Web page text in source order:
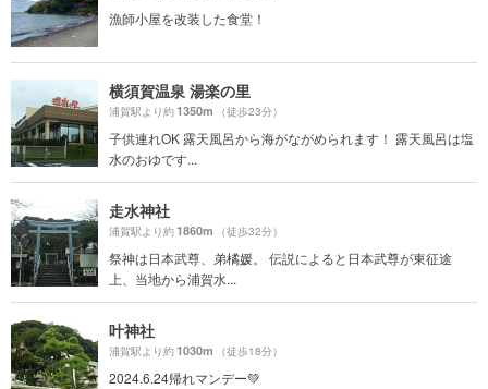
漁師小屋を改装した食堂！
横須賀温泉 湯楽の里
浦賀駅より約1350m （徒歩23分）
子供連れOK 露天風呂から海がながめられます！ 露天風呂は塩
水のおゆです...
走水神社
浦賀駅より約1860m （徒歩32分）
祭神は日本武尊、弟橘媛。 伝説によると日本武尊が東征途
上、当地から浦賀水...
叶神社
浦賀駅より約1030m （徒歩18分）
2024.6.24帰れマンデー💚